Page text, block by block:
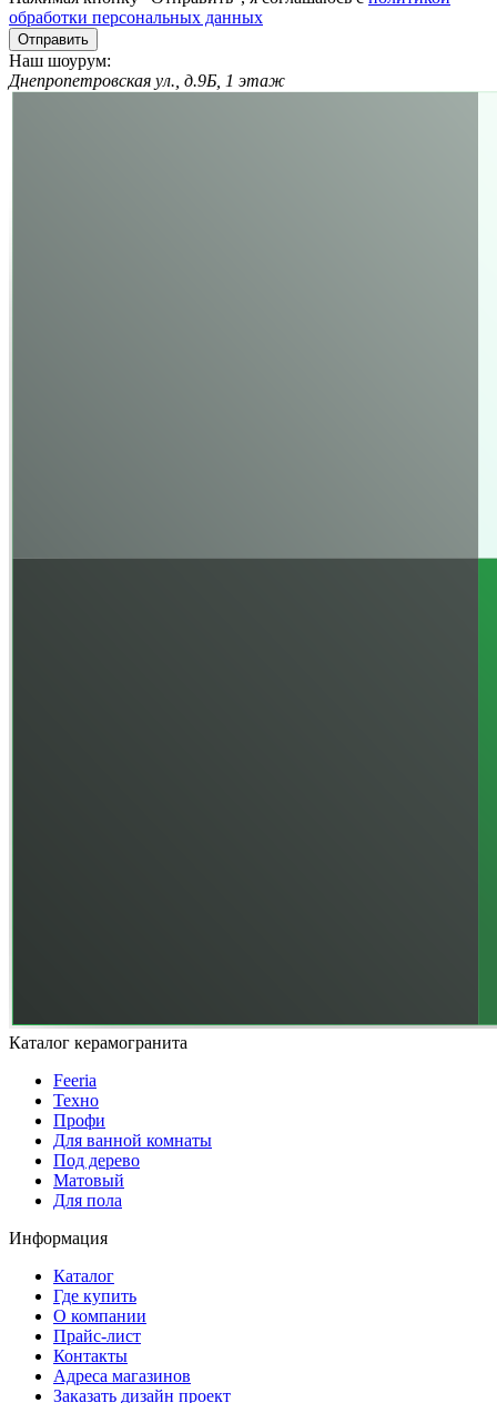
обработки персональных данных
Отправить
Наш шоурум:
Днепропетровская ул., д.9Б, 1 этаж
Каталог керамогранита
Feeria
Техно
Профи
Для ванной комнаты
Под дерево
Матовый
Для пола
Информация
Каталог
Где купить
О компании
Прайс-лист
Контакты
Адреса магазинов
Заказать дизайн проект